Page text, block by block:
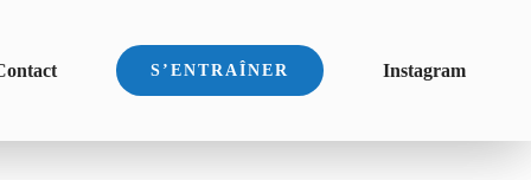
S’ENTRAÎNER Instagram